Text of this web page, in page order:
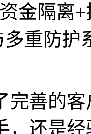
金隔离+
多重防
完善的
，还是